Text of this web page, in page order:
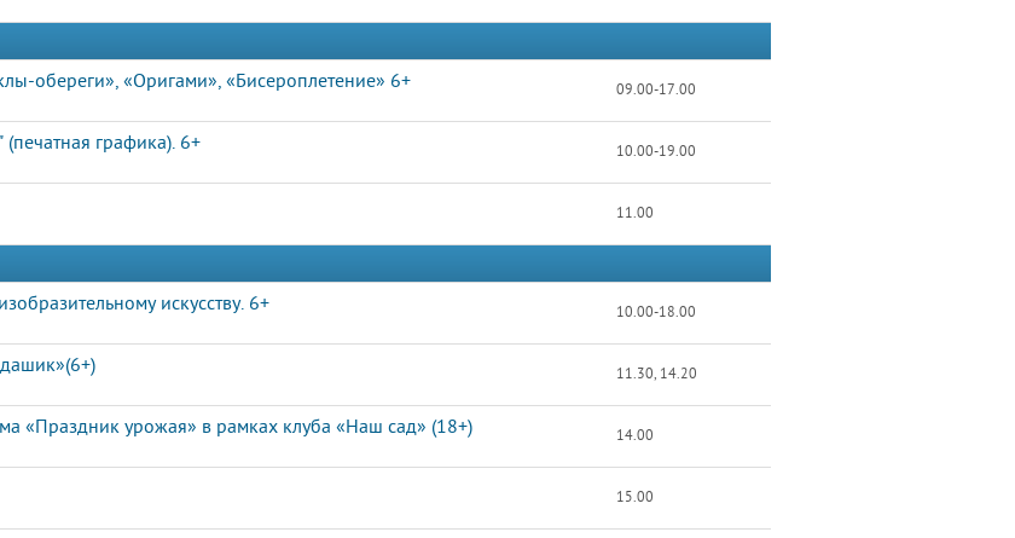
обереги», «Оригами», «Бисероплетение» 6+
09.00-17.00
(печатная графика). 6+ 10.00-19.00
11.00
искусству. 6+
10.00-18.00
11.30, 14.20
«Праздник урожая» в рамках клуба «Наш сад» (18+) 14.00
15.00